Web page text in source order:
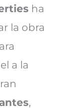
ha
la obra
a la
,